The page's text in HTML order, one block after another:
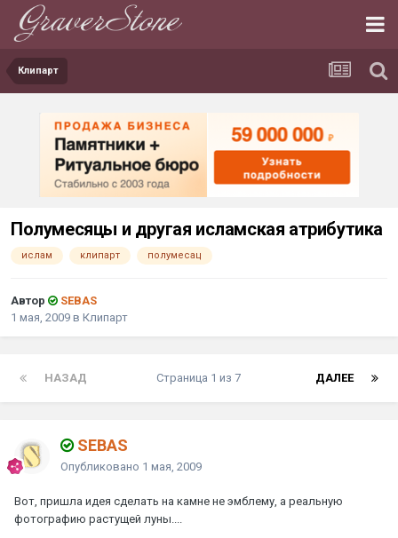
Клипарт
Полумесяцы и другая исламская атрибутика
ислам клипарт полумесац
Автор
SEBAS
1 мая, 2009 в Клипарт
НАЗАД ДАЛЕЕ
Страница 1 из 7
SEBAS
Опубликовано 1 мая, 2009
Вот, пришла идея сделать на камне не эмблему, а реальную
фотографию растущей луны....